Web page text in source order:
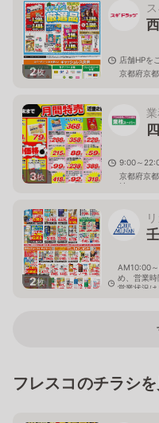
2枚
店舗HPを
京都府京
3枚
9:00～
京都府京
地
2枚
AM10:00
め、営業
営業状況
フレスコのチラシ